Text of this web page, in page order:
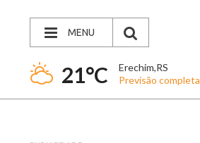
MENU
21°C
Erechim,RS
Previsão completa